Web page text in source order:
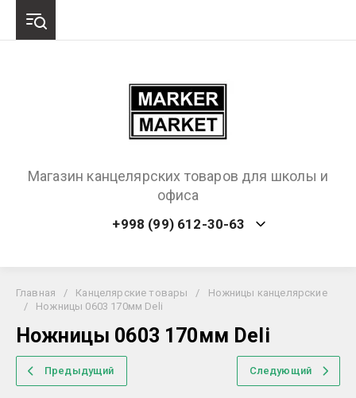
Магазин канцелярских товаров для школы и
офиса
+998 (99) 612-30-63
Главная / Канцелярские товары /
Ножницы канцелярские
/
Ножницы 0603 170мм Deli
Ножницы 0603 170мм Deli
Предыдущий Следующий